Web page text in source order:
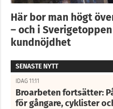
Här bor man högt
– och i
kundnöjdhet
SENASTE NYTT
IDAG 11:11
Broarbeten fortsätter:
för gångare, cyklister